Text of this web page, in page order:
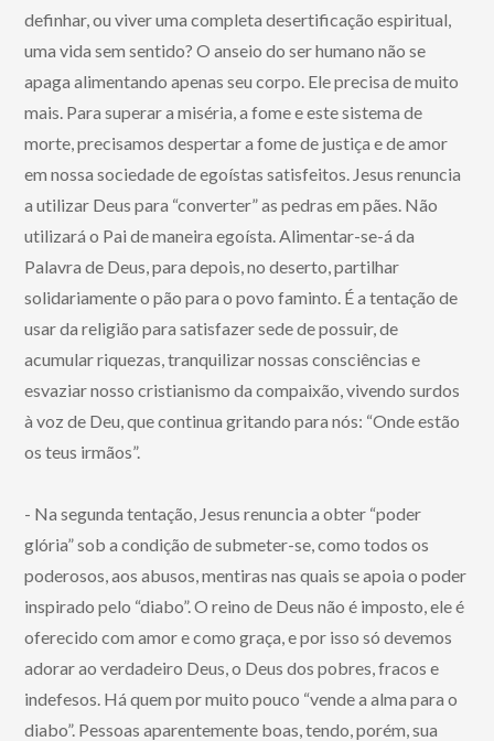
definhar, ou viver uma completa desertificação espiritual,
uma vida sem sentido? O anseio do ser humano não se
apaga alimentando apenas seu corpo. Ele precisa de muito
mais. Para superar a miséria, a fome e este sistema de
morte, precisamos despertar a fome de justiça e de amor
em nossa sociedade de egoístas satisfeitos. Jesus renuncia
a utilizar Deus para “converter” as pedras em pães. Não
utilizará o Pai de maneira egoísta. Alimentar-se-á da
Palavra de Deus, para depois, no deserto, partilhar
solidariamente o pão para o povo faminto. É a tentação de
usar da religião para satisfazer sede de possuir, de
acumular riquezas, tranquilizar nossas consciências e
esvaziar nosso cristianismo da compaixão, vivendo surdos
à voz de Deu, que continua gritando para nós: “Onde estão
os teus irmãos”.
- Na segunda tentação, Jesus renuncia a obter “poder
glória” sob a condição de submeter-se, como todos os
poderosos, aos abusos, mentiras nas quais se apoia o poder
inspirado pelo “diabo”. O reino de Deus não é imposto, ele é
oferecido com amor e como graça, e por isso só devemos
adorar ao verdadeiro Deus, o Deus dos pobres, fracos e
indefesos. Há quem por muito pouco “vende a alma para o
diabo”. Pessoas aparentemente boas, tendo, porém, sua